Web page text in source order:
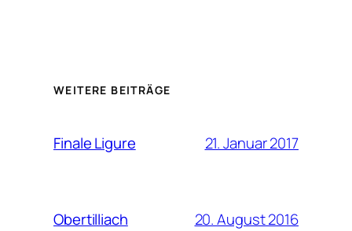
WEITERE BEITRÄGE
Finale Ligure 21. Januar 2017
Obertilliach 20. August 2016